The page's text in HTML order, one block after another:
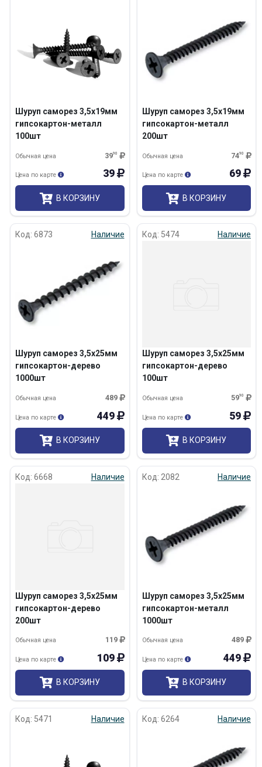
Шуруп саморез 3,5х19мм
гипсокартон-металл
100шт
3990
Обычная цена
39
Цена по карте
В КОРЗИНУ
Шуруп саморез 3,5х19мм
гипсокартон-металл
200шт
7490
Обычная цена
69
Цена по карте
В КОРЗИНУ
Код: 6873 Наличие
Шуруп саморез 3,5х25мм
гипсокартон-дерево
1000шт
489
Обычная цена
449
Цена по карте
В КОРЗИНУ
Код: 5474 Наличие
Шуруп саморез 3,5х25мм
гипсокартон-дерево
100шт
5990
Обычная цена
59
Цена по карте
В КОРЗИНУ
Код: 6668 Наличие
Шуруп саморез 3,5х25мм
гипсокартон-дерево
200шт
119
Обычная цена
109
Цена по карте
В КОРЗИНУ
Код: 2082 Наличие
Шуруп саморез 3,5х25мм
гипсокартон-металл
1000шт
489
Обычная цена
449
Цена по карте
В КОРЗИНУ
Код: 5471 Наличие Код: 6264 Наличие